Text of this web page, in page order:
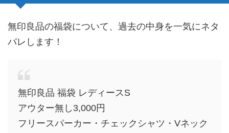
無印良品の福袋について、過去の中身を一気にネタ
バレします！
無印良品 福袋 レディースS
アウター無し3,000円
フリースパーカー・チェックシャツ・Vネック